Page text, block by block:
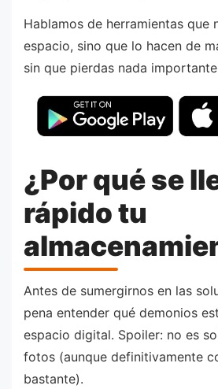
Hablamos de herramientas que
espacio, sino que lo hacen de
sin que pierdas nada
¿Por qué se
rápido tu
Antes de sumergirnos en las
pena entender qué demonios
espacio digital. Spoiler: no es
fotos (aunque definitivamente
bastante).